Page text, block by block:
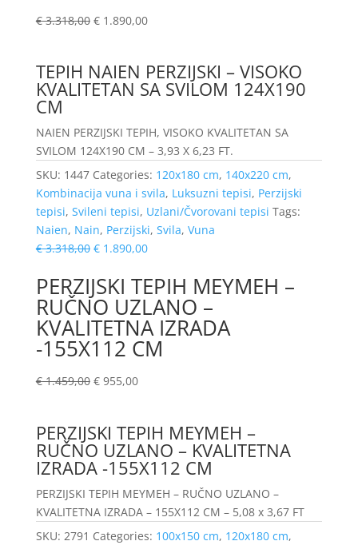
€3.318,00 €1.890,00
TEPIH NAIEN PERZIJSKI – VISOKO
KVALITETAN SA SVILOM 124X190
CM
NAIEN PERZIJSKI TEPIH, VISOKO KVALITETAN SA
SVILOM 124X190 CM – 3,93 X 6,23 FT.
SKU: 1447 Categories: 120x180 cm, 140x220 cm,
Kombinacija vuna i svila, Luksuzni tepisi, Perzijski
tepisi, Svileni tepisi, Uzlani/Čvorovani tepisi Tags:
Naien, Nain, Perzijski, Svila, Vuna
€3.318,00 €1.890,00
PERZIJSKI TEPIH MEYMEH –
RUČNO UZLANO –
KVALITETNA IZRADA
-155X112 CM
€1.459,00 €955,00
PERZIJSKI TEPIH MEYMEH –
RUČNO UZLANO – KVALITETNA
IZRADA -155X112 CM
PERZIJSKI TEPIH MEYMEH – RUČNO UZLANO –
KVALITETNA IZRADA – 155X112 CM – 5,08 x 3,67 FT
SKU: 2791 Categories: 100x150 cm, 120x180 cm,